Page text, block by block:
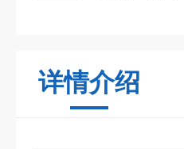
详情介绍